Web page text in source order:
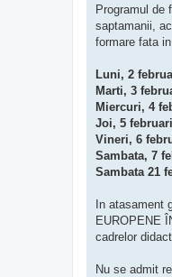
Programul de
saptamanii,
formare fata
Luni, 2
Marti, 3
Miercuri, 4
Joi, 5
Vineri, 6
Sambata, 7
Sambata 21
In atasament
EUROPENE
cadrelor
Nu se admit